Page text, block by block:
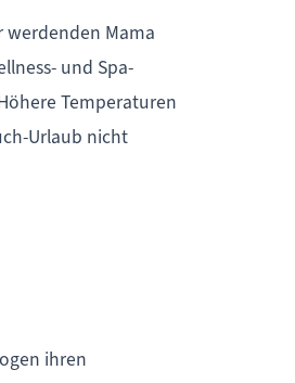
werdenden Mama
und Spa-
Temperaturen
Urlaub nicht
ihren